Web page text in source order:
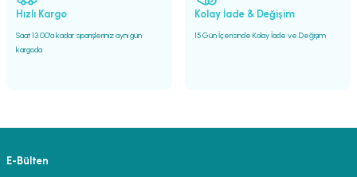
Hızlı Kargo
Saat 13.00'a kadar siparişleriniz aynı gün
kargoda
Kolay İade & Değişim
15 Gün İçerisinde Kolay İade ve Değişim
E-Bülten